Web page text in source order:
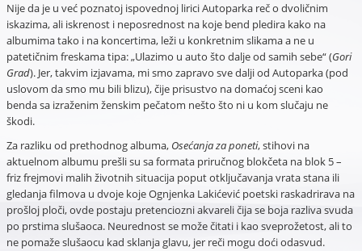
Nije da je u već poznatoj ispovednoj lirici Autoparka reč o dvoličnim
iskazima, ali iskrenost i neposrednost na koje bend pledira kako na
albumima tako i na koncertima, leži u konkretnim slikama a ne u
patetičnim freskama tipa: „Ulazimo u auto što dalje od samih sebe“ (Gori
Grad). Jer, takvim izjavama, mi smo zapravo sve dalji od Autoparka (pod
uslovom da smo mu bili blizu), čije prisustvo na domaćoj sceni kao
benda sa izraženim ženskim pečatom nešto što ni u kom slučaju ne
škodi.
Za razliku od prethodnog albuma, Osećanja za poneti, stihovi na
aktuelnom albumu prešli su sa formata priručnog blokčeta na blok 5 –
friz frejmovi malih životnih situacija poput otključavanja vrata stana ili
gledanja filmova u dvoje koje Ognjenka Lakićević poetski raskadrirava na
prošloj ploči, ovde postaju pretenciozni akvareli čija se boja razliva svuda
po prstima slušaoca. Neurednost se može čitati i kao sveprožetost, ali to
ne pomaže slušaocu kad sklanja glavu, jer reči mogu doći odasvud.